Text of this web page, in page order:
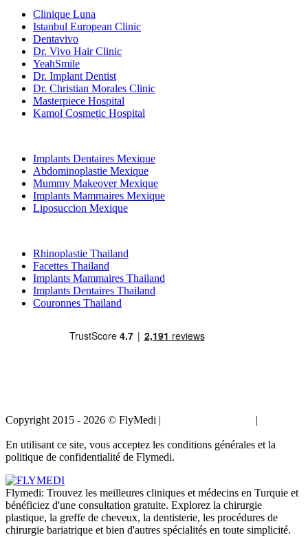
Clinique Luna
Istanbul European Clinic
Dentavivo
Dr. Vivo Hair Clinic
YeahSmile
Dr. Implant Dentist
Dr. Christian Morales Clinic
Masterpiece Hospital
Kamol Cosmetic Hospital
Implants Dentaires Mexique
Abdominoplastie Mexique
Mummy Makeover Mexique
Implants Mammaires Mexique
Liposuccion Mexique
Rhinoplastie Thailand
Facettes Thailand
Implants Mammaires Thailand
Implants Dentaires Thailand
Couronnes Thailand
Copyright 2015 - 2026 © FlyMedi | |
En utilisant ce site, vous acceptez les conditions générales et la
politique de confidentialité de Flymedi.
Flymedi: Trouvez les meilleures cliniques et médecins en Turquie et
bénéficiez d'une consultation gratuite. Explorez la chirurgie
plastique, la greffe de cheveux, la dentisterie, les procédures de
chirurgie bariatrique et bien d'autres spécialités en toute simplicité.